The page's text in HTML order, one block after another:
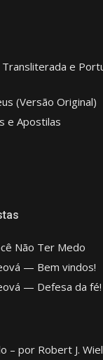
e
(Versão Original)
e Apostilas
Não Ter Medo
— Bem vindos!
— Defesa da fé!
– por Robert J.